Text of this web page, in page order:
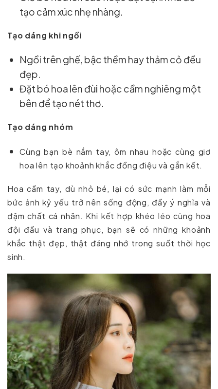
tạo cảm xúc nhẹ nhàng.
Tạo dáng khi ngồi
Ngồi trên ghế, bậc thềm hay thảm cỏ đều
đẹp.
Đặt bó hoa lên đùi hoặc cầm nghiêng một
bên để tạo nét thơ.
Tạo dáng nhóm
Cùng bạn bè nắm tay, ôm nhau hoặc cùng giơ
hoa lên tạo khoảnh khắc đồng điệu và gắn kết.
Hoa cầm tay, dù nhỏ bé, lại có sức mạnh làm mỗi
bức ảnh kỷ yếu trở nên sống động, đầy ý nghĩa và
đậm chất cá nhân. Khi kết hợp khéo léo cùng hoa
đội đầu và trang phục, bạn sẽ có những khoảnh
khắc thật đẹp, thật đáng nhớ trong suốt thời học
sinh.